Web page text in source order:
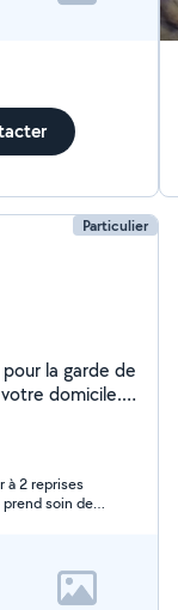
Particulier
la garde de
domicile.
Je
quotidien et
à 2 reprises